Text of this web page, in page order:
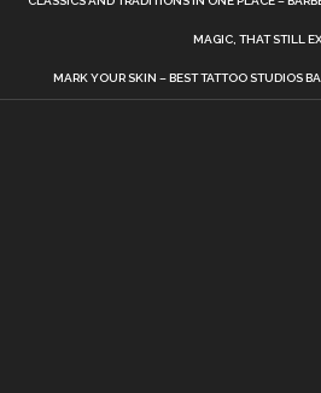
MAGIC, THAT STILL
MARK YOUR SKIN – BEST TATTOO STUDIOS